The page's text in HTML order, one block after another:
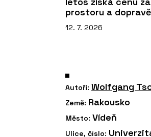
prostoru a
12. 7. 2026
Autoři: Wolfgang
Země: Rakousko
Město: Vídeň
Ulice, číslo: